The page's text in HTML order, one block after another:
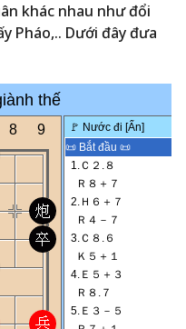
khác nhau như đổi
Pháo,.. Dưới đây đưa